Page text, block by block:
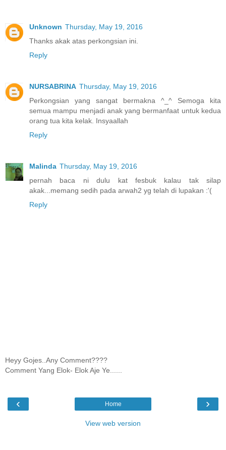
Unknown Thursday, May 19, 2016
Thanks akak atas perkongsian ini.
Reply
NURSABRINA Thursday, May 19, 2016
Perkongsian yang sangat bermakna ^_^ Semoga kita
semua mampu menjadi anak yang bermanfaat untuk kedua
orang tua kita kelak. Insyaallah
Reply
Malinda Thursday, May 19, 2016
pernah baca ni dulu kat fesbuk kalau tak silap
akak...memang sedih pada arwah2 yg telah di lupakan :'(
Reply
Heyy Gojes..Any Comment????
Comment Yang Elok- Elok Aje Ye......
‹ ›
Home
View web version